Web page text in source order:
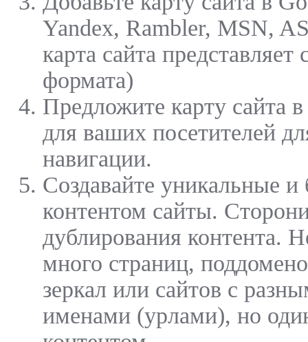
Yandex, Rambler, MSN,
карта сайта
формата)
Предложите карту сайта
для ваших посетителей
навигации.
Создавайте уникальные и
контентом сайты.
дублирования контента.
много страниц,
зеркал или сайтов с
именами (урлами), но